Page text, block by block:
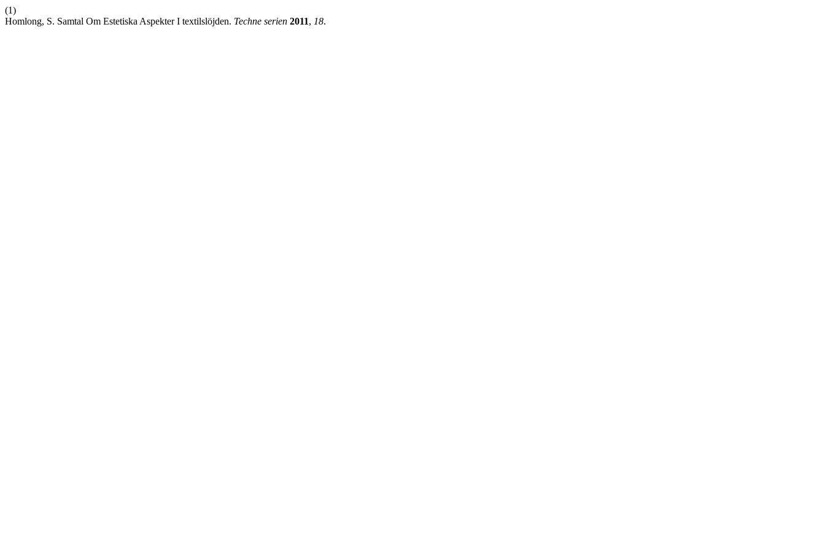
(1)
Homlong, S. Samtal Om Estetiska Aspekter I textilslöjden. Techne serien 2011, 18.